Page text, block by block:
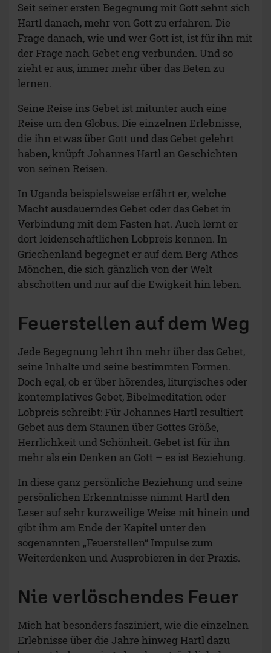
Seit seiner ersten Begegnung mit Gott sehnt sich
Hartl danach, mehr von Gott zu erfahren. Die
Frage danach, wie und wer Gott ist, ist für ihn mit
der Frage nach Gebet eng verbunden. Und so
zieht er aus, immer mehr über das Beten zu
lernen.
Seine Reise ins Gebet ist mitunter auch eine
Reise um den Globus. Die einzelnen Erlebnisse,
die ihn etwas über Gott und das Gebet gelehrt
haben, knüpft Johannes Hartl an Geschichten
von seinen Reisen.
In Uganda beispielsweise erfährt er, welche
Macht ausdauerndes Gebet oder das Gebet in
Verbindung mit dem Fasten hat. Auch lernt er
dort leidenschaftlichen Lobpreis kennen. In
Griechenland begegnet er auf dem Berg Athos
Mönchen, die sich gänzlich von der Welt
abschotten und nur auf die Ewigkeit hin leben.
Feuerstellen auf dem Weg
Jede Begegnung lehrt ihn mehr über das Gebet,
seine Inhalte und seine bestimmten Formen.
Doch egal, ob er über hörendes, liturgisches oder
kontemplatives Gebet, Bibelmeditation oder
Lobpreis schreibt: Für Johannes Hartl resultiert
Gebet aus dem Staunen über Gottes Größe,
Herrlichkeit und Schönheit. Gebet ist für ihn
mehr als ein Denken an Gott – es ist Beziehung.
In diese ganz persönliche Beziehung und seine
persönlichen Erkenntnisse nimmt Hartl den
Leser auf sehr kurzweilige Weise mit hinein und
gibt ihm am Ende der Kapitel unter den
sogenannten „Feuerstellen“ Impulse zum
Weiterdenken und Ausprobieren in der Praxis.
Nie verlöschendes Feuer
Mich hat besonders fasziniert, wie die einzelnen
Erlebnisse über die Jahre hinweg Hartl dazu